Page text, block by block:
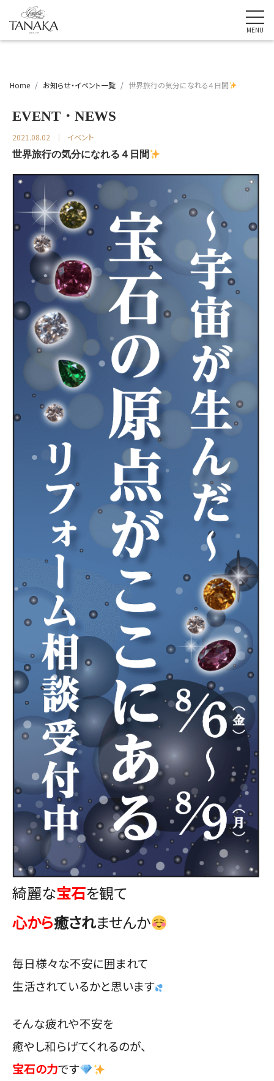
Home お知らせ・イベント一覧 世界旅行の気分になれる４日間
EVENT・NEWS
2021.08.02 イベント
世界旅行の気分になれる４日間
綺麗な宝石を観て
心から癒されませんか
毎日様々な不安に囲まれて
生活されているかと思います
そんな疲れや不安を
癒やし和らげてくれるのが、
宝石の力です